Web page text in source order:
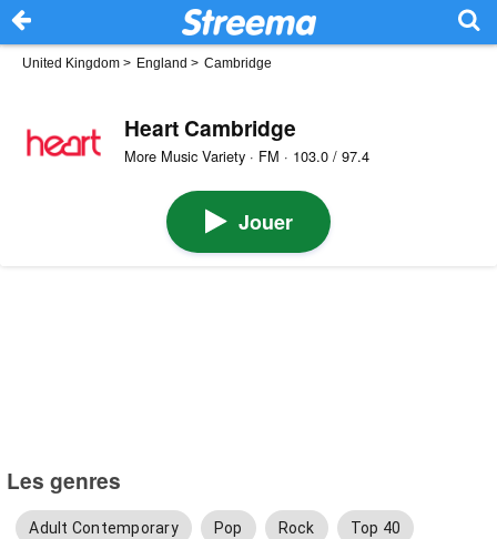
United Kingdom > England > Cambridge
Heart Cambridge
More Music Variety · FM · 103.0 / 97.4
Jouer
Les genres
Adult Contemporary Pop Rock Top 40